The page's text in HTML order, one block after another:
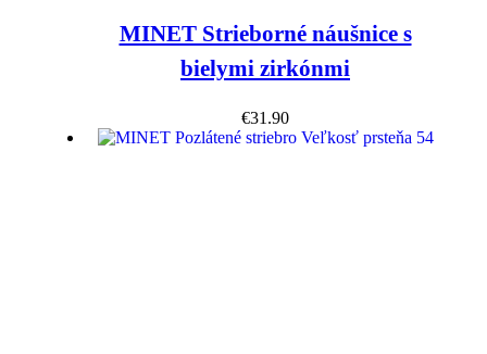
MINET Strieborné náušnice s
bielymi zirkónmi
€31.90